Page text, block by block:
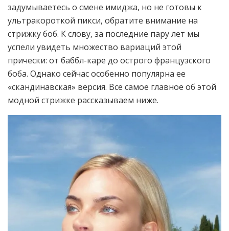
задумываетесь о смене имиджа, но не готовы к
ультракороткой пикси, обратите внимание на
стрижку боб. К слову, за последние пару лет мы
успели увидеть множество вариаций этой
прически: от баббл-каре до острого французского
боба. Однако сейчас особенно популярна ее
«скандинавская» версия. Все самое главное об этой
модной стрижке рассказываем ниже.